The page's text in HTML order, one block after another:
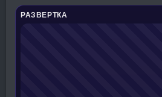
РАЗВЕРТКА